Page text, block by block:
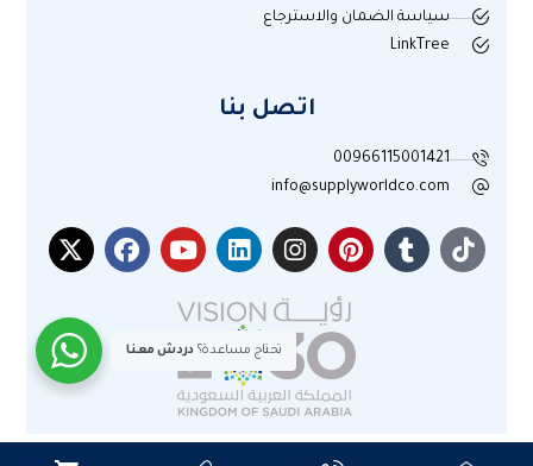
سياسة الضمان والاسترجاع
LinkTree
اتصل بنا
00966115001421
info@supplyworldco.com
جميع الحقوق محفوظة لموقع عالم التوريد © 2025م
تحتاج مساعدة؟ دردش معنا